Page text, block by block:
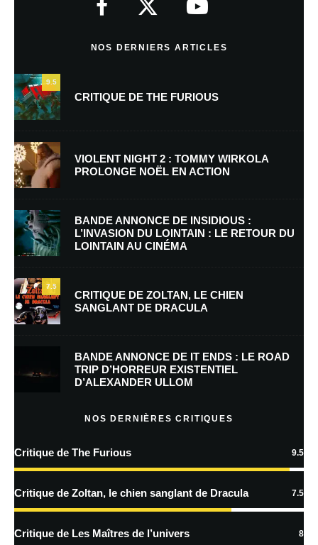
Nom*
E-mail* Site web
Enregistrer mon nom, mon e-mail et mon site dans le navigateur pour
mon prochain commentaire.
plus sur la façon dont les données de vos commentaires sont
NOS DERNIERS ARTICLES
9.5
CRITIQUE DE THE FURIOUS
VIOLENT NIGHT 2 : TOMMY WIRKOLA
PROLONGE NOËL EN ACTION
BANDE ANNONCE DE INSIDIOUS :
L’INVASION DU LOINTAIN : LE RETOUR DU
LOINTAIN AU CINÉMA
7.5
CRITIQUE DE ZOLTAN, LE CHIEN
SANGLANT DE DRACULA
BANDE ANNONCE DE IT ENDS : LE ROAD
TRIP D’HORREUR EXISTENTIEL
D’ALEXANDER ULLOM
NOS DERNIÈRES CRITIQUES
Critique de The Furious 9.5
Critique de Zoltan, le chien sanglant de Dracula 7.5
Critique de Les Maîtres de l’univers 8